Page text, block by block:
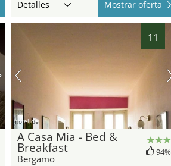
Detalles Mostrar oferta
11
hotel.de
A Casa Mia - Bed &
Breakfast
Bergamo
94%